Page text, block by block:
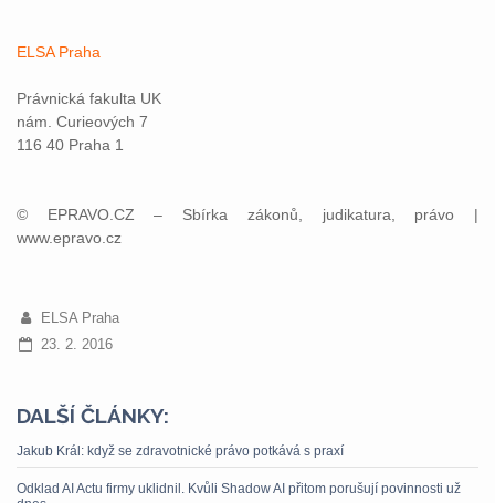
ELSA Praha
Právnická fakulta UK
nám. Curieových 7
116 40 Praha 1
© EPRAVO.CZ – Sbírka zákonů, judikatura, právo |
www.epravo.cz
ELSA Praha
23. 2. 2016
DALŠÍ ČLÁNKY:
Jakub Král: když se zdravotnické právo potkává s praxí
Odklad AI Actu firmy uklidnil. Kvůli Shadow AI přitom porušují povinnosti už